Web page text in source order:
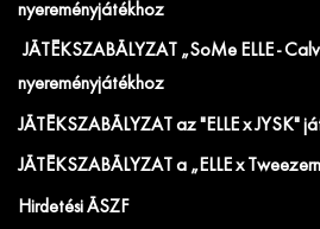
nyereményjátékhoz
JÁTÉKSZABÁLYZAT „SoMe ELLE -
nyereményjátékhoz
JÁTÉKSZABÁLYZAT az "ELLE x JYSK"
JÁTÉKSZABÁLYZAT a „ELLE x
Hirdetési ÁSZF